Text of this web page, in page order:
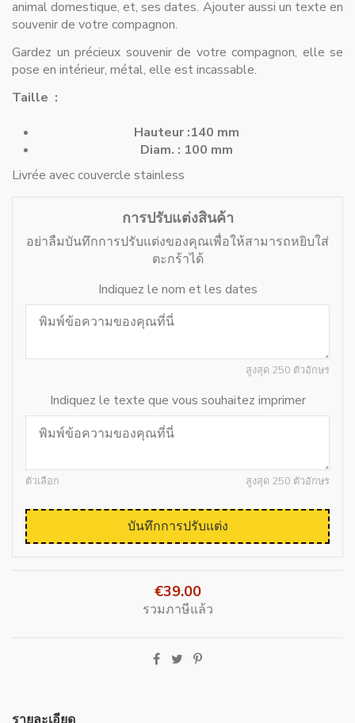
animal domestique, et, ses dates. Ajouter aussi un texte en
souvenir de votre compagnon.
Gardez un précieux souvenir de votre compagnon, elle se
pose en intérieur, métal, elle est incassable.
Taille :
Hauteur :140 mm
Diam. : 100 mm
Livrée avec couvercle stainless
การปรับแต่งสินค้า
อย่าลืมบันทึกการปรับแต่งของคุณเพื่อให้สามารถหยิบใส่
ตะกร้าได้
Indiquez le nom et les dates
สูงสุด 250 ตัวอักษร
Indiquez le texte que vous souhaitez imprimer
ตัวเลือก สูงสุด 250 ตัวอักษร
บันทึกการปรับแต่ง
€39.00
รวมภาษีแล้ว